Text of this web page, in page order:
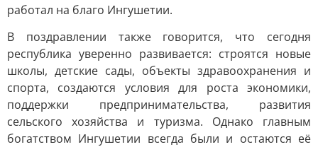
работал на благо Ингушетии.
В поздравлении также говорится, что сегодня
республика уверенно развивается: строятся новые
школы, детские сады, объекты здравоохранения и
спорта, создаются условия для роста экономики,
поддержки предпринимательства, развития
сельского хозяйства и туризма. Однако главным
богатством Ингушетии всегда были и остаются её